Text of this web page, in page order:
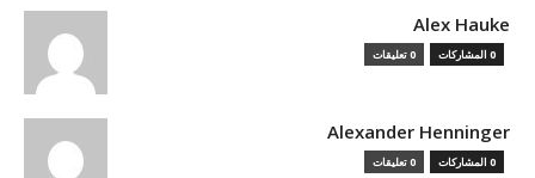
Alex Hauke
0 المشاركات 0 تعليقات
Alexander Henninger
0 المشاركات 0 تعليقات